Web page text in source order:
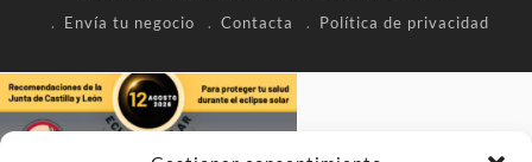
Envía tu negocio
Contacta Política de privacidad